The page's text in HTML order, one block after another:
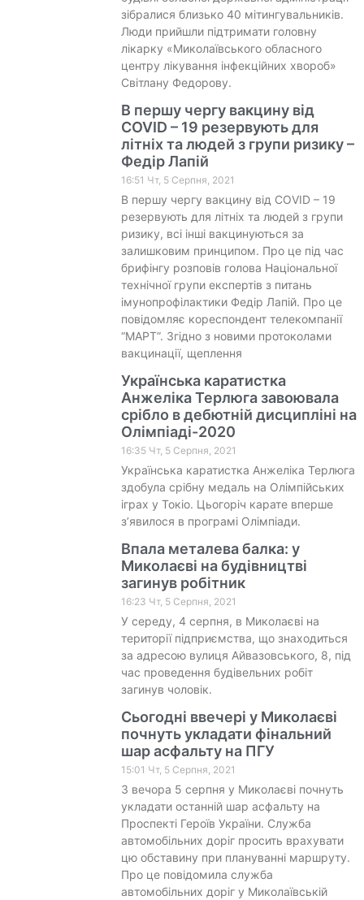
зібралися близько 40 мітингувальників.
Люди прийшли підтримати головну
лікарку «Миколаївського обласного
центру лікування інфекційних хвороб»
Світлану Федорову.
В першу чергу вакцину від
COVID – 19 резервують для
літніх та людей з групи ризику –
Федір Лапій
16:51 Чт, 5 Серпня, 2021
В першу чергу вакцину від COVID – 19
резервують для літніх та людей з групи
ризику, всі інші вакцинуються за
залишковим принципом. Про це під час
брифінгу розповів голова Національної
технічної групи експертів з питань
імунопрофілактики Федір Лапій. Про це
повідомляє кореспондент телекомпанії
“МАРТ”. Згідно з новими протоколами
вакцинації, щеплення
Українська каратистка
Анжеліка Терлюга завоювала
срібло в дебютній дисципліні на
Олімпіаді-2020
16:35 Чт, 5 Серпня, 2021
Українська каратистка Анжеліка Терлюга
здобула срібну медаль на Олімпійських
іграх у Токіо. Цьогоріч карате вперше
з’явилося в програмі Олімпіади.
Впала металева балка: у
Миколаєві на будівництві
загинув робітник
16:23 Чт, 5 Серпня, 2021
У середу, 4 серпня, в Миколаєві на
території підприємства, що знаходиться
за адресою вулиця Айвазовського, 8, під
час проведення будівельних робіт
загинув чоловік.
Сьогодні ввечері у Миколаєві
почнуть укладати фінальний
шар асфальту на ПГУ
15:01 Чт, 5 Серпня, 2021
З вечора 5 серпня у Миколаєві почнуть
укладати останній шар асфальту на
Проспекті Героїв України. Служба
автомобільних доріг просить врахувати
цю обставину при плануванні маршруту.
Про це повідомила служба
автомобільних доріг у Миколаївській